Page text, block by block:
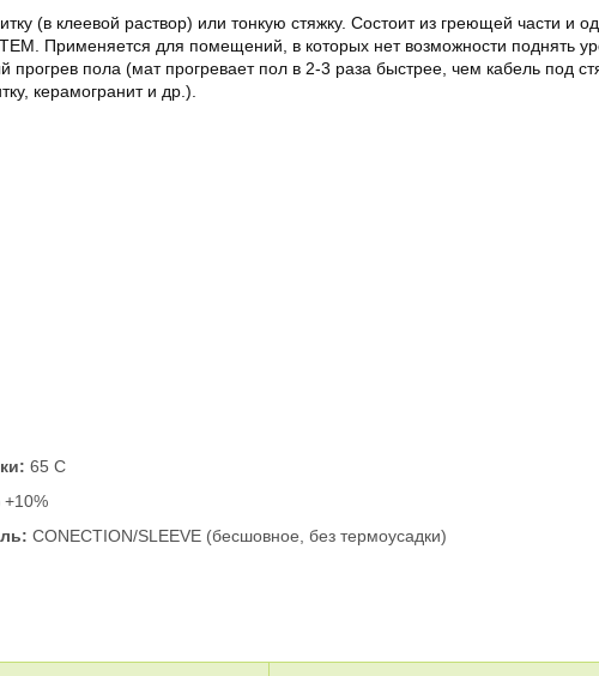
(в клеевой раствор) или тонкую стяжку. Состоит из греющей части и
Применяется для помещений, в которых нет возможности поднять
пола (мат прогревает пол в 2-3 раза быстрее, чем кабель под
керамогранит и др.).
65 С
+10%
CONECTION/SLEEVE (бесшовное, без термоусадки)